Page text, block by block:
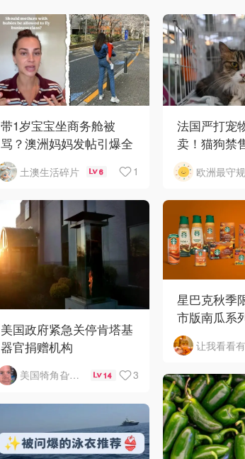
带1岁宝宝坐商务舱被
骂？澳洲妈妈发帖引爆全
网争议
土澳生活碎片 6 1
法国严打宠
卖！猫狗禁
者最高罚
美国政府紧急关停肯塔基
器官捐赠机构
美国犄角旮旯新鲜事 14 3
星巴克秋季
市版南瓜系